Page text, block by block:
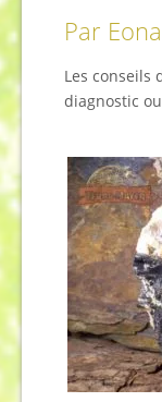
Par
Les conseils
diagnostic